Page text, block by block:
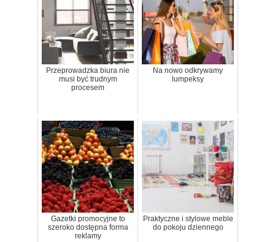
Przeprowadzka biura nie
musi być trudnym
procesem
Na nowo odkrywamy
lumpeksy
Gazetki promocyjne to
szeroko dostępna forma
reklamy
Praktyczne i stylowe meble
do pokoju dziennego